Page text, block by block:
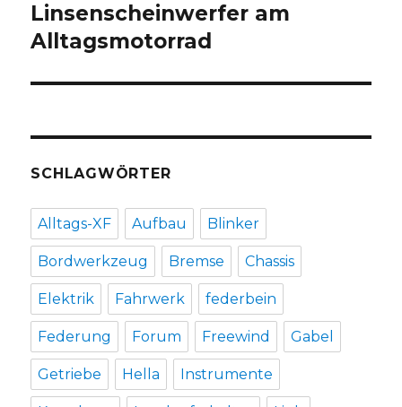
Beitrag:
Linsenscheinwerfer am
Alltagsmotorrad
SCHLAGWÖRTER
Alltags-XF Aufbau Blinker
Bordwerkzeug Bremse Chassis
Elektrik Fahrwerk federbein
Federung Forum Freewind Gabel
Getriebe Hella Instrumente